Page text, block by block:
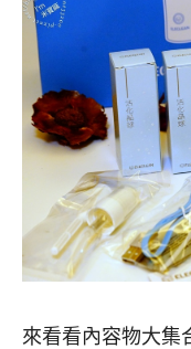
來看看內容物大集